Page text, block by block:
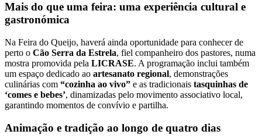
Mais do que uma feira: uma experiência cultural e
gastronómica
Na Feira do Queijo, haverá ainda oportunidade para conhecer de
perto o Cão Serra da Estrela, fiel companheiro dos pastores, numa
mostra promovida pela LICRASE. A programação inclui também
um espaço dedicado ao artesanato regional, demonstrações
culinárias com “cozinha ao vivo” e as tradicionais tasquinhas de
‘comes e bebes’, dinamizadas pelo movimento associativo local,
garantindo momentos de convívio e partilha.
Animação e tradição ao longo de quatro dias